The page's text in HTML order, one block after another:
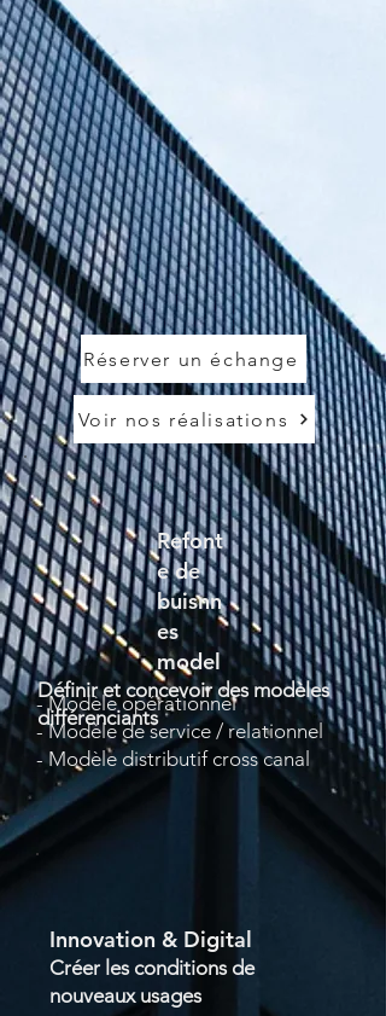
Réserver un échange
Voir nos réalisations
Refont
e de
buisnn
es
model
Définir et concevoir des modèles
différenciants
- Modèle opérationnel
- Modèle de service / relationnel
- Modèle distributif cross canal
Innovation & Digital
Créer les conditions de
nouveaux usages